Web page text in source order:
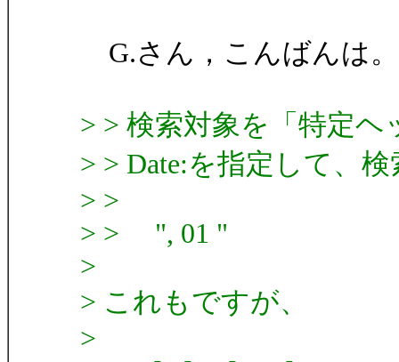
G.さん，こんばんは。
> > 検索対象を「特定ヘ
> > Date:を指定して、
> >
> > ", 01 "
>
> これもですが、
>